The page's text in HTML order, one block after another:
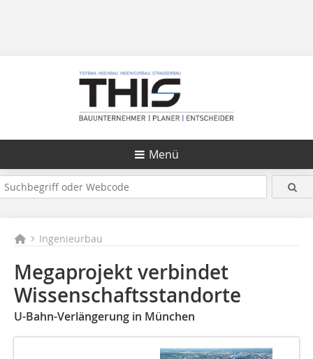
Menü
Ingenieurbau
Megaprojekt verbindet
Wissenschaftsstandorte
U-Bahn-Verlängerung in München